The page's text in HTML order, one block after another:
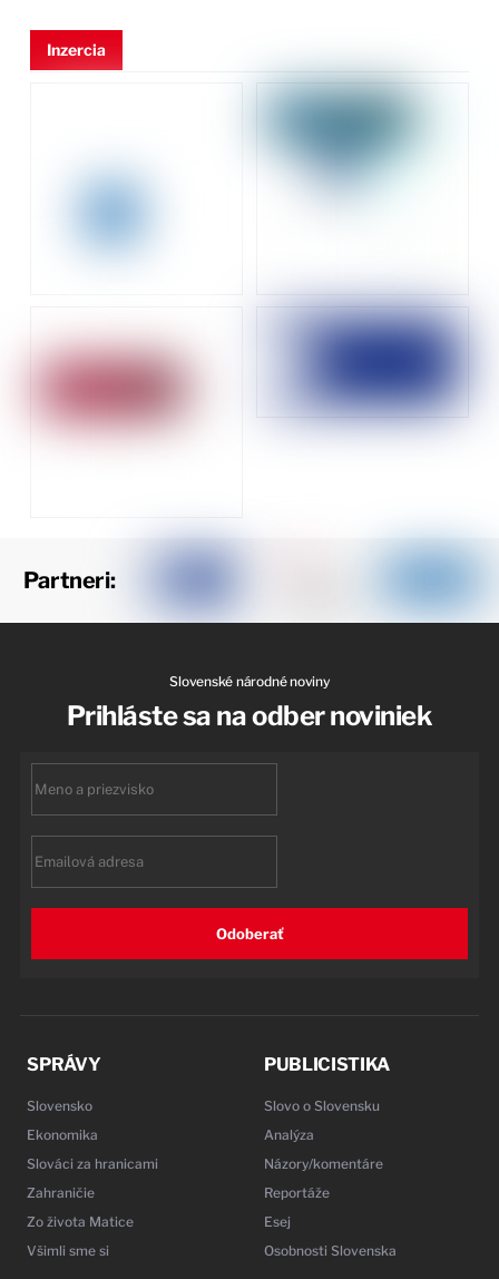
Inzercia
Partneri:
Slovenské národné noviny
Prihláste sa na odber noviniek
Odoberať
SPRÁVY
Slovensko
Ekonomika
Slováci za hranicami
Zahraničie
Zo života Matice
Všimli sme si
PUBLICISTIKA
Slovo o Slovensku
Analýza
Názory/komentáre
Reportáže
Esej
Osobnosti Slovenska